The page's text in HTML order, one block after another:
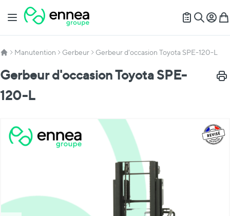
Allez au contenu
Basculer la navigation
Mon
Manutention Gerbeur Gerbeur d'occasion Toyota SPE-120-L
Gerbeur d'occasion Toyota SPE-
120-L